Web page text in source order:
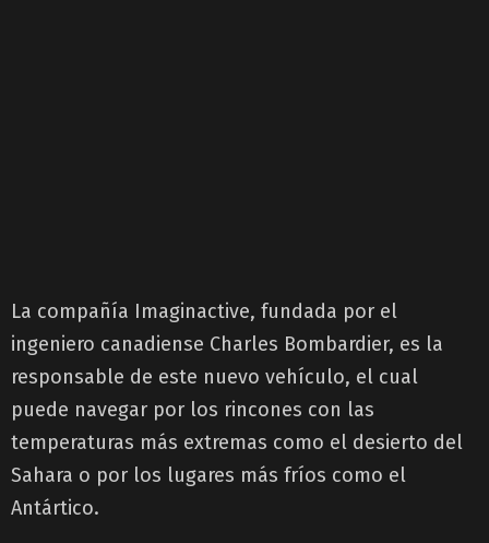
La compañía Imaginactive, fundada por el
ingeniero canadiense Charles Bombardier, es la
responsable de este nuevo vehículo, el cual
puede navegar por los rincones con las
temperaturas más extremas como el desierto del
Sahara o por los lugares más fríos como el
Antártico.